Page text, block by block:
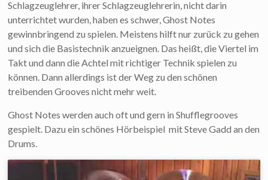
Schlagzeuglehrer, ihrer Schlagzeuglehrerin, nicht darin
unterrichtet wurden, haben es schwer, Ghost Notes
gewinnbringend zu spielen. Meistens hilft nur zurück zu gehen
und sich die Basistechnik anzueignen. Das heißt, die Viertel im
Takt und dann die Achtel mit richtiger Technik spielen zu
können. Dann allerdings ist der Weg zu den schönen
treibenden Grooves nicht mehr weit.
Ghost Notes werden auch oft und gern in Shufflegrooves
gespielt. Dazu ein schönes Hörbeispiel mit Steve Gadd an den
Drums.